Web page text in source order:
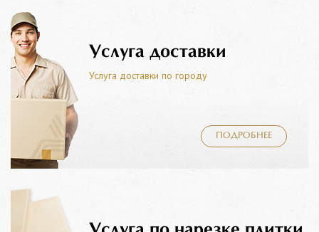
Услуга доставки
Услуга доставки по городу
ПОДРОБНЕЕ